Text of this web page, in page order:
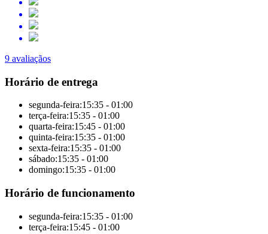
9 avaliaçãos
Horário de entrega
segunda-feira:15:35 - 01:00
terça-feira:15:35 - 01:00
quarta-feira:15:45 - 01:00
quinta-feira:15:35 - 01:00
sexta-feira:15:35 - 01:00
sábado:15:35 - 01:00
domingo:15:35 - 01:00
Horário de funcionamento
segunda-feira:15:35 - 01:00
terça-feira:15:45 - 01:00